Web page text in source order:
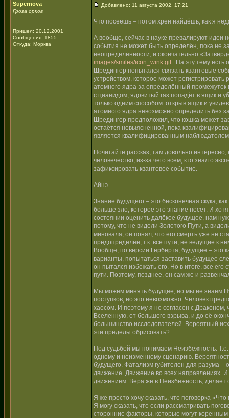
Supernova
Гроза орков
Пришел: 20.12.2001
Сообщения: 1855
Откуда: Морква
Добавлено: 11 августа 2002, 17:21
Что посеешь – потом хрен найдёшь, как я
А вообще, сейчас в науке превалируют идеи
события не может быть определён, пока не
неопределённости, и окончательно
images/smiles/icon_wink.gif. На эту тему есть
Шредингер попытался связать квантовые
устройством, которое может
атомного ядра за определённый промежуток
с цианидом, ядовитый газ попадёт в ящик и
только одним способом: открыв ящик и
атомного ядра невозможно определить без
Шредингер предположил, что кошка может
остаётся невыясненной, пока
является квалифицированным
Почитайте рассказ, там довольно
человечество, из-за чего всем, кто знал о
зафиксировать квантовое событие.
Айнэ
Знание будущего – это бесконечная скука,
больше зло, которое это знание несёт. И
состоянии оценить далёкое будущее, нам
потому, что не видели Золотого Пути, а
миновала, он понял, что его смерть уже не
предопределён, т.к. все пути, не ведущие к
Вообще, по версии Герберта, будущее – это
варианты, попытаться заставить будущее
он пытался избежать его. Но в итоге, все
пути. Поэтому, позднее, он сам же и
Мы можем менять будущее, но мы не знаем
поступков, но это невозможно. Человек
хаосом. И поэтому я не согласен с
Вселенную, от большого взрыва, и до её
большинство исследователей. Вероятный
эти пределы обрисовать?
Под судьбой мы понимаем Неизбежность.
одному и неизменному сценарию.
будущего. Фатализм губителен для разума –
движение. Движение во всех направлениях.
движением. Вера же в Неизбежность, делает
Я же просто хочу сказать, что поговорка
Я могу сказать, что если рассматривать
сторонние факторы, которые могут